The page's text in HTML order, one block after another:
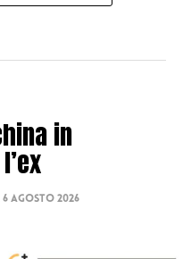
in
6 Agosto 2026